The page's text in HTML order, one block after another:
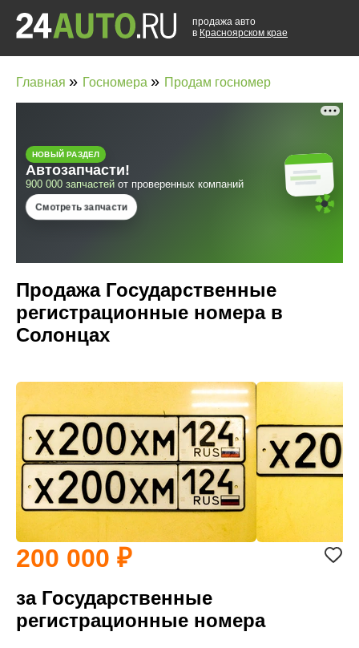
продажа авто
в Красноярском крае
Главная » Госномера » Продам госномер
Продажа Государственные
регистрационные номера в
Солонцах
200 000
за Государственные
регистрационные номера